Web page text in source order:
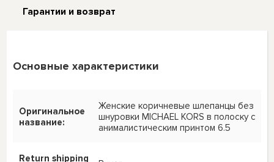
Гарантии и возврат
Основные характеристики
Оригинальное
название:
Женские коричневые шлепанцы без
шнуровки MICHAEL KORS в полоску с
анималистическим принтом 6.5
Return shipping